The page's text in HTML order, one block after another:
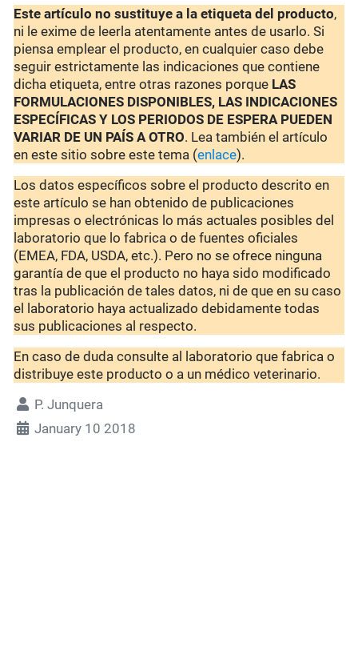
Este artículo no sustituye a la etiqueta del producto,
ni le exime de leerla atentamente antes de usarlo. Si
piensa emplear el producto, en cualquier caso debe
seguir estrictamente las indicaciones que contiene
dicha etiqueta, entre otras razones porque LAS
FORMULACIONES DISPONIBLES, LAS INDICACIONES
ESPECÍFICAS Y LOS PERIODOS DE ESPERA PUEDEN
VARIAR DE UN PAÍS A OTRO. Lea también el artículo
en este sitio sobre este tema (enlace).
Los datos específicos sobre el producto descrito en
este artículo se han obtenido de publicaciones
impresas o electrónicas lo más actuales posibles del
laboratorio que lo fabrica o de fuentes oficiales
(EMEA, FDA, USDA, etc.). Pero no se ofrece ninguna
garantía de que el producto no haya sido modificado
tras la publicación de tales datos, ni de que en su caso
el laboratorio haya actualizado debidamente todas
sus publicaciones al respecto.
En caso de duda consulte al laboratorio que fabrica o
distribuye este producto o a un médico veterinario.
P. Junquera
January 10 2018